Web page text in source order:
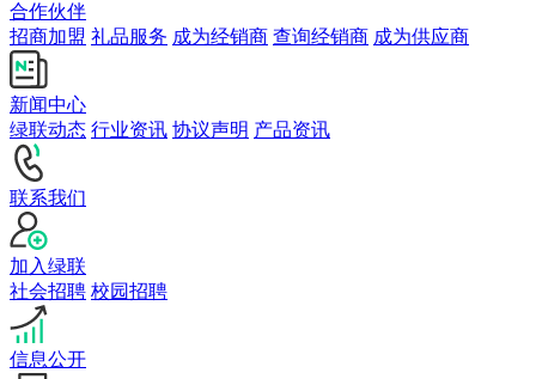
合作伙伴
招商加盟 礼品服务 成为经销商 查询经销商 成为供应商
新闻中心
绿联动态 行业资讯 协议声明 产品资讯
联系我们
加入绿联
社会招聘 校园招聘
信息公开